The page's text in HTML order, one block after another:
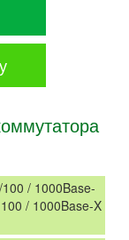
/ 1000Base-
/ 1000Base-X